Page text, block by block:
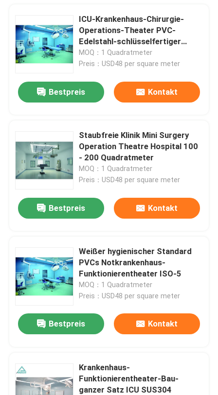
ICU-Krankenhaus-Chirurgie-
Operations-Theater PVC-
Edelstahl-schlüsselfertiger
Projekt-Entwurf
MOQ：1 Quadratmeter
Preis：USD48 per square meter
Bestpreis Kontakt
Staubfreie Klinik Mini Surgery
Operation Theatre Hospital 100
- 200 Quadratmeter
MOQ：1 Quadratmeter
Preis：USD48 per square meter
Bestpreis Kontakt
Weißer hygienischer Standard
PVCs Notkrankenhaus-
Funktionierentheater ISO-5
MOQ：1 Quadratmeter
Preis：USD48 per square meter
Bestpreis Kontakt
Krankenhaus-
Funktionierentheater-Bau-
ganzer Satz ICU SUS304